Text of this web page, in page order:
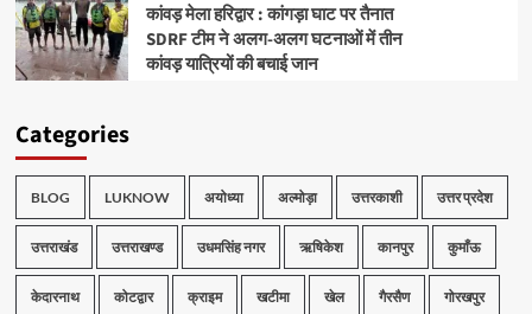
कांवड़ मेला हरिद्वार : कांगड़ा घाट पर तैनात
SDRF टीम ने अलग-अलग घटनाओं में तीन
कांवड़ यात्रियों की बचाई जान
Categories
BLOG LUKNOW अयोध्या अल्मोड़ा उत्तरकाशी उत्तर प्रदेश
उत्तराखंड उत्तराखण्ड उधमसिंह नगर ऋषिकेश कानपुर कुमाँऊ
केदारनाथ कोटद्वार क्राइम खटीमा खेल गैरसैण गोरखपुर